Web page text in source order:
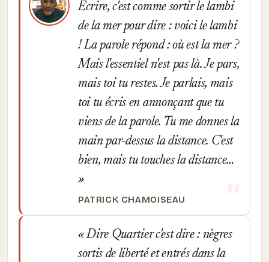
Écrire, c'est comme sortir le lambi
de la mer pour dire : voici le lambi
! La parole répond : où est la mer ?
Mais l'essentiel n'est pas là. Je pars,
mais toi tu restes. Je parlais, mais
toi tu écris en annonçant que tu
viens de la parole. Tu me donnes la
main par-dessus la distance. C'est
bien, mais tu touches la distance…
PATRICK CHAMOISEAU
Dire Quartier c'est dire : nègres
sortis de liberté et entrés dans la